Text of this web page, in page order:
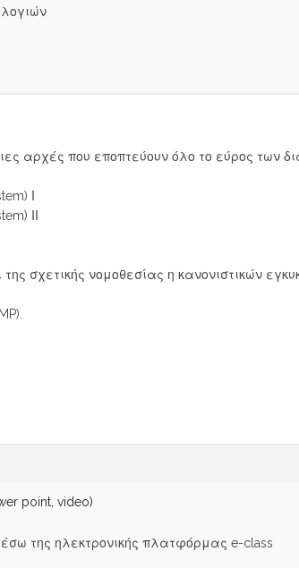
αρχές που εποπτεύουν όλο το εύρος των
Ι
ΙΙ
σχετικής νομοθεσίας η κανονιστικών
point, video)
της ηλεκτρονικής πλατφόρμας e-class